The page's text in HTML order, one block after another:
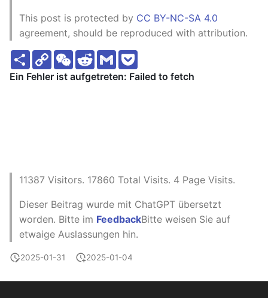
This post is protected by CC BY-NC-SA 4.0
agreement, should be reproduced with attribution.
S
h
a
r
C
o
p
y
W
e
C
h
R
e
d
d
G
m
a
i
c
k
11387 Visitors. 17860 Total Visits. 4 Page Visits.
Dieser Beitrag wurde mit ChatGPT übersetzt
worden. Bitte im FeedbackBitte weisen Sie auf
etwaige Auslassungen hin.
2025-01-31 2025-01-04